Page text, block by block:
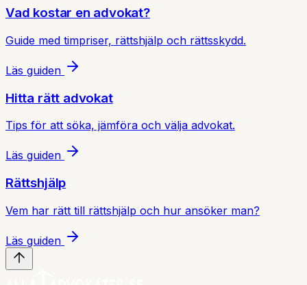
Vad kostar en advokat?
Guide med timpriser, rättshjälp och rättsskydd.
Läs guiden
Hitta rätt advokat
Tips för att söka, jämföra och välja advokat.
Läs guiden
Rättshjälp
Vem har rätt till rättshjälp och hur ansöker man?
Läs guiden